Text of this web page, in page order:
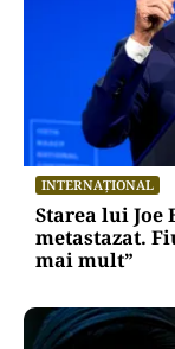
INTERNAȚIONAL
Starea lui Joe
metastazat.
mai mult”